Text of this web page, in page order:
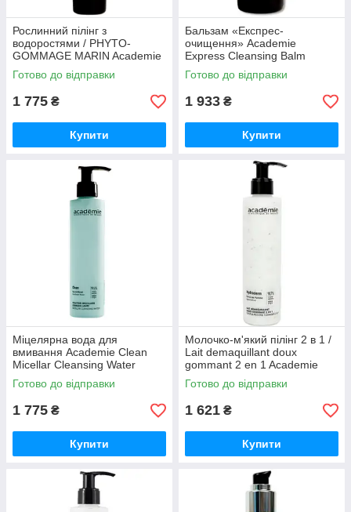
Рослинний пілінг з
водоростями / PHYTO-
GOMMAGE MARIN Academie
50 мл
Готово до відправки
1 775 ₴
Купити
Бальзам «Експрес-
очищення» Academie
Express Cleansing Balm
Academie 150 мл
Готово до відправки
1 933 ₴
Купити
Міцелярна вода для
вмивання Academie Clean
Micellar Cleansing Water
Academie 200 мл
Готово до відправки
1 775 ₴
Купити
Молочко-м'який пілінг 2 в 1 /
Lait demaquillant doux
gommant 2 en 1 Academie
200 мл
Готово до відправки
1 621 ₴
Купити